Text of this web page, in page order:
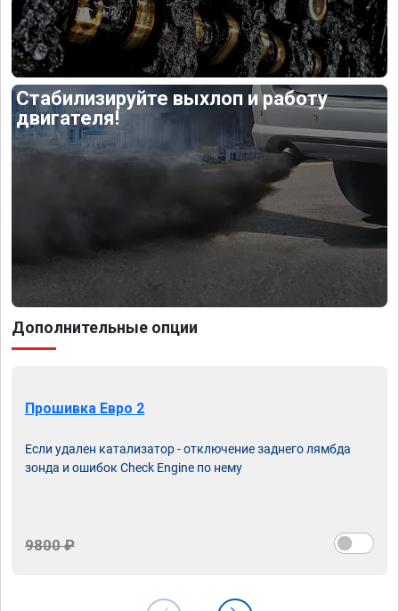
Стабилизируйте выхлоп и работу
двигателя!
Дополнительные опции
Прошивка Евро 2
Если удален катализатор - отключение заднего лямбда
зонда и ошибок Check Engine по нему
9800 ₽